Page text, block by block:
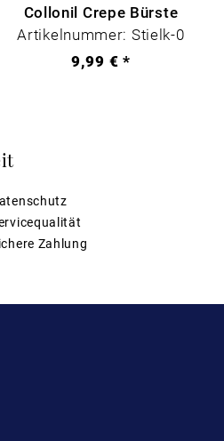
Collonil Crepe Bürste
Artikelnummer: Stielk-0
9,99 € *
Zahlung